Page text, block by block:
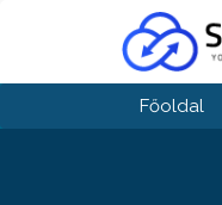
Főoldal